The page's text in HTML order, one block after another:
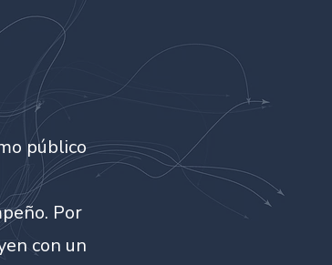
público
Por
con un